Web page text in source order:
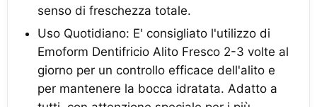
senso di freschezza totale.
Uso Quotidiano: E' consigliato l'utilizzo di
Emoform Dentifricio Alito Fresco 2-3 volte al
giorno per un controllo efficace dell'alito e
per mantenere la bocca idratata. Adatto a